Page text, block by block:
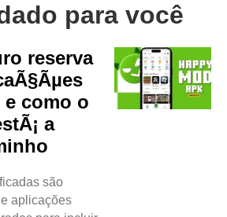
para você
reserva
como o
a
são
aplicações